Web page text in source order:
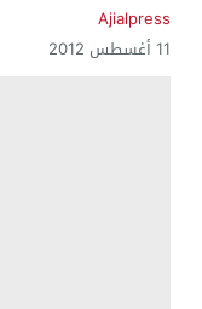
Ajialpress
11 أغسطس 2012